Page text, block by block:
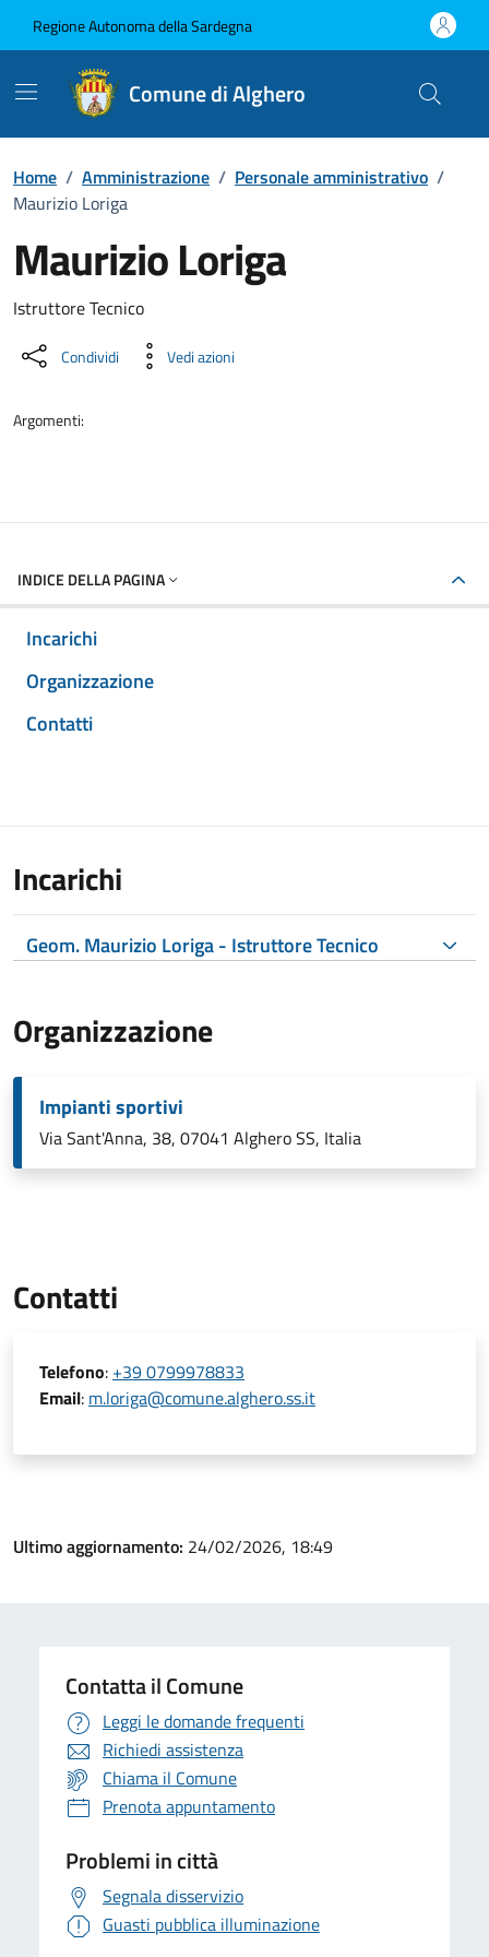
Regione Autonoma della Sardegna
Comune di Alghero
Home / Amministrazione / Personale amministrativo /
Maurizio Loriga
Maurizio Loriga
Dettaglio della persona
Istruttore Tecnico
Condividi Vedi azioni
Argomenti:
INDICE DELLA PAGINA
Incarichi
Organizzazione
Contatti
Incarichi
Geom. Maurizio Loriga - Istruttore Tecnico
Organizzazione
Impianti sportivi
Via Sant'Anna, 38, 07041 Alghero SS, Italia
Contatti
Telefono: +39 0799978833
Email: m.loriga@comune.alghero.ss.it
Ultimo aggiornamento: 24/02/2026, 18:49
Contatta il Comune
Leggi le domande frequenti
Richiedi assistenza
Chiama il Comune
Prenota appuntamento
Problemi in città
Segnala disservizio
Guasti pubblica illuminazione